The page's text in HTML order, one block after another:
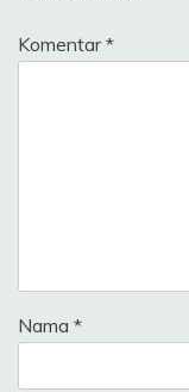
Komentar*
Nama *